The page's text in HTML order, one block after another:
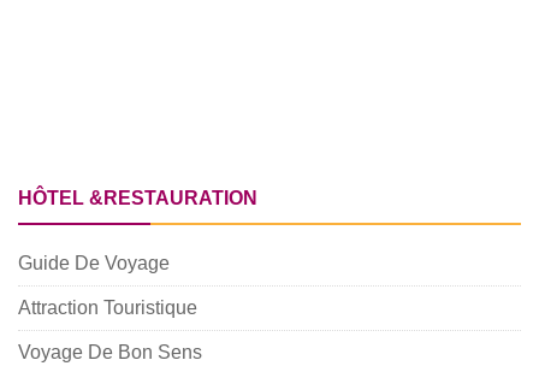
HÔTEL &RESTAURATION
Guide De Voyage
Attraction Touristique
Voyage De Bon Sens